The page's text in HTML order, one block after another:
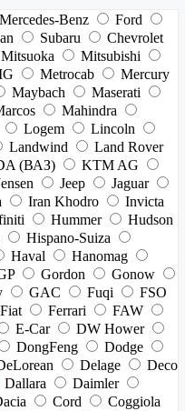
Mercedes-Benz
Ford
Subaru
Chevrolet
Mitsuoka
Mitsubishi
Metrocab
Mercury
Maybach
Maserati
Mahindra
Logem
Lincoln
Landwind
Land Rover
(ВАЗ)
KTM AG
Jeep
Jaguar
Iran Khodro
Invicta
Hummer
Hudson
Hispano-Suiza
Haval
Hanomag
Gordon
Gonow
GAC Fuqi
FSO
Fiat Ferrari
FAW
E-Car
DW Hower
DongFeng
Dodge
Delage
Deco
Dallara
Daimler
Cord
Coggiola